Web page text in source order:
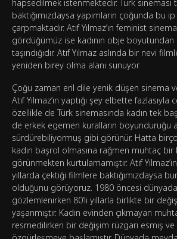
hapsedilmek istenmektedir. Türk sineması
baktığımızdaysa yapımların çoğunda bu
çarpmaktadır. Atıf Yılmaz’ın feminist
gördüğümüz ise kadının obje
taşındığıdır. Atıf Yılmaz aslında bir nevi
yeniden birey olma alanı sunuyor.
Çoğu zaman eril dile yenik düşen sinema
Atıf Yılmaz’ın yaptığı şey elbette
özellikle de Türk sinemasında kadın tek
de erkek egemen kuralların boyunduruğu
sürdürebiliyormuş gibi görünür. Hatta
kadın başrol olmasına rağmen muhtaç bir
görünmekten kurtulamamıştır. Atıf
yıllarda çektiği filmlere baktığımızdaysa
olduğunu görüyoruz. 1980 öncesi
gözlemlenirken 80’li yıllarla birlikte bir
yaşanmıştır. Kadın evinden çıkmayan
resmedilirken bir değişim rüzgarı esmiş ve